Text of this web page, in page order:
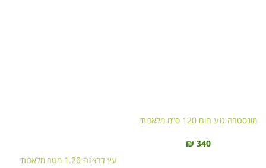
מונסטרה גזע חום 120 ס”מ מלאכותי
₪ 340
עץ דרצנה 1.20 מטר מלאכותי